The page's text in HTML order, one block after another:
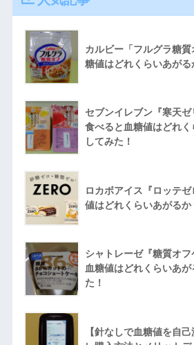
カルビー「フルグラ糖
糖値はどれくらいあがる
セブンイレブン『寒天
食べると血糖値はどれ
してみた！
ロカボアイス『ロッテ
値はどれくらいあがるか
シャトレーゼ『糖質オ
血糖値はどれくらいあ
た！
【針なしで血糖値を自